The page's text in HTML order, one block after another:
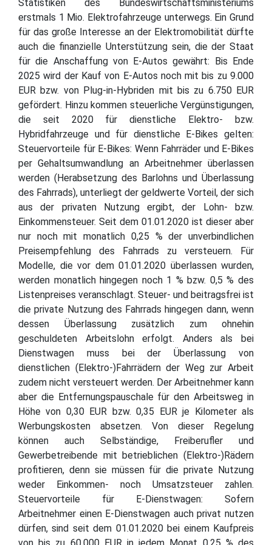
Statistiken des Bundeswirtschaftsministeriums
erstmals 1 Mio. Elektrofahrzeuge unterwegs. Ein Grund
für das große Interesse an der Elektromobilität dürfte
auch die finanzielle Unterstützung sein, die der Staat
für die Anschaffung von E-Autos gewährt: Bis Ende
2025 wird der Kauf von E-Autos noch mit bis zu 9.000
EUR bzw. von Plug-in-Hybriden mit bis zu 6.750 EUR
gefördert. Hinzu kommen steuerliche Vergünstigungen,
die seit 2020 für dienstliche Elektro- bzw.
Hybridfahrzeuge und für dienstliche E-Bikes gelten:
Steuervorteile für E-Bikes: Wenn Fahrräder und E-Bikes
per Gehaltsumwandlung an Arbeitnehmer überlassen
werden (Herabsetzung des Barlohns und Überlassung
des Fahrrads), unterliegt der geldwerte Vorteil, der sich
aus der privaten Nutzung ergibt, der Lohn- bzw.
Einkommensteuer. Seit dem 01.01.2020 ist dieser aber
nur noch mit monatlich 0,25 % der unverbindlichen
Preisempfehlung des Fahrrads zu versteuern. Für
Modelle, die vor dem 01.01.2020 überlassen wurden,
werden monatlich hingegen noch 1 % bzw. 0,5 % des
Listenpreises veranschlagt. Steuer- und beitragsfrei ist
die private Nutzung des Fahrrads hingegen dann, wenn
dessen Überlassung zusätzlich zum ohnehin
geschuldeten Arbeitslohn erfolgt. Anders als bei
Dienstwagen muss bei der Überlassung von
dienstlichen (Elektro-)Fahrrädern der Weg zur Arbeit
zudem nicht versteuert werden. Der Arbeitnehmer kann
aber die Entfernungspauschale für den Arbeitsweg in
Höhe von 0,30 EUR bzw. 0,35 EUR je Kilometer als
Werbungskosten absetzen. Von dieser Regelung
können auch Selbständige, Freiberufler und
Gewerbetreibende mit betrieblichen (Elektro-)Rädern
profitieren, denn sie müssen für die private Nutzung
weder Einkommen- noch Umsatzsteuer zahlen.
Steuervorteile für E-Dienstwagen: Sofern
Arbeitnehmer einen E-Dienstwagen auch privat nutzen
dürfen, sind seit dem 01.01.2020 bei einem Kaufpreis
von bis zu 60.000 EUR in jedem Monat 0,25 % des